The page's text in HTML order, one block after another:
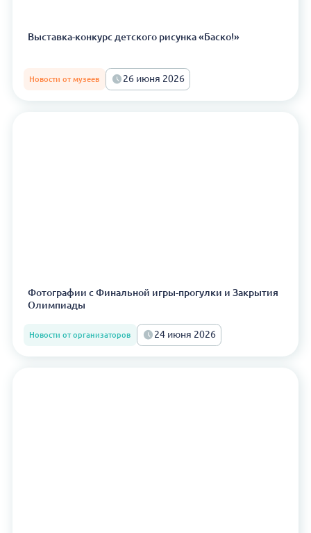
Выставка-конкурс детского рисунка «Баско!»
Новости от музеев 26 июня 2026
Фотографии с Финальной игры-прогулки и Закрытия
Олимпиады
Новости от организаторов 24 июня 2026